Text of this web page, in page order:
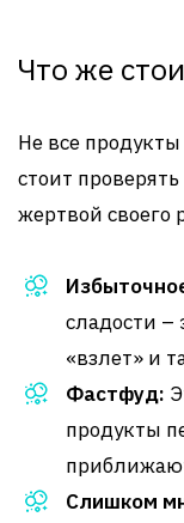
Что же
Не все
стоит
жертвой своего
сладости –
«взлет» и
Фастфуд:
продукты
Слишком